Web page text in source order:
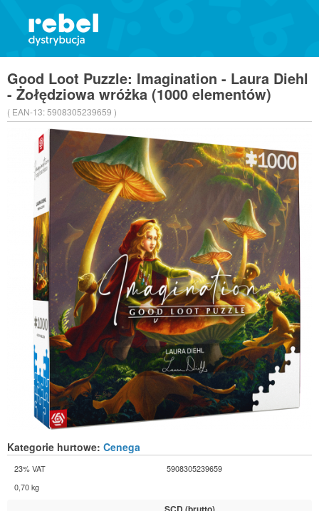
Good Loot Puzzle: Imagination - Laura Diehl
- Żołędziowa wróżka (1000 elementów)
( EAN-13:5908305239659 )
Kategorie hurtowe: Cenega
23% VAT
5908305239659
0,70 kg